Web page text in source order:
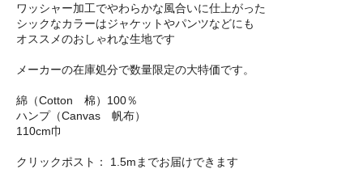
ワッシャー加工でやわらかな風合いに仕上がった
シックなカラーはジャケットやパンツなどにも
オススメのおしゃれな生地です
メーカーの在庫処分で数量限定の大特価です。
綿（Cotton 棉）100％
ハンプ（Canvas 帆布）
110cm巾
クリックポスト： 1.5mまでお届けできます